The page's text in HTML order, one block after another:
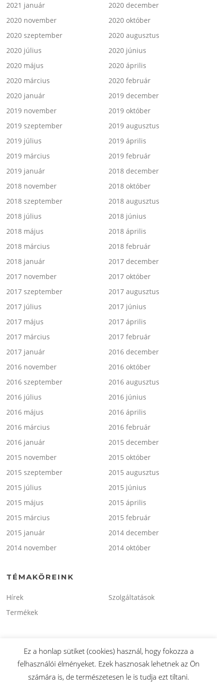
2021 január
2020 december
2020 november
2020 október
2020 szeptember
2020 augusztus
2020 július
2020 június
2020 május
2020 április
2020 március
2020 február
2020 január
2019 december
2019 november
2019 október
2019 szeptember
2019 augusztus
2019 július
2019 április
2019 március
2019 február
2019 január
2018 december
2018 november
2018 október
2018 szeptember
2018 augusztus
2018 július
2018 június
2018 május
2018 április
2018 március
2018 február
2018 január
2017 december
2017 november
2017 október
2017 szeptember
2017 augusztus
2017 július
2017 június
2017 május
2017 április
2017 március
2017 február
2017 január
2016 december
2016 november
2016 október
2016 szeptember
2016 augusztus
2016 július
2016 június
2016 május
2016 április
2016 március
2016 február
2016 január
2015 december
2015 november
2015 október
2015 szeptember
2015 augusztus
2015 július
2015 június
2015 május
2015 április
2015 március
2015 február
2015 január
2014 december
2014 november
2014 október
TÉMAKÖREINK
Hírek
Szolgáltatások
Termékek
Copyright © 2026 minitaxi.hu. Minden Jog Fenntartva.
Ez a honlap sütiket (cookies) használ, hogy fokozza a
felhasználói élményeket. Ezek hasznosak lehetnek az Ön
számára is, de természetesen le is tudja ezt tiltani.